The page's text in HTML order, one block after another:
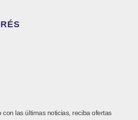
las últimas noticias, reciba ofertas